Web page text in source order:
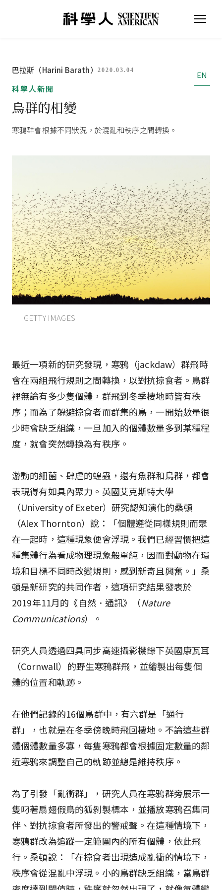
巴拉斯（Harini Barath） 2020.03.04
EN
科學人新聞
鳥群的相變
寒鴉群會根據不同狀況，於混亂和秩序之間轉換。
GETTY IMAGES
最近一項新的研究發現，寒鴉（jackdaw）群飛時
會在兩組飛行規則之間轉換，以對抗掠食者。鳥群
裡無論有多少隻個體，群飛到冬季棲地時皆有秩
序；而為了躲避掠食者而群集的鳥，一開始數量很
少時會缺乏組織，一旦加入的個體數量多到某種程
度，就會突然轉換為有秩序。
游動的細菌、肆虐的蝗蟲，還有魚群和鳥群，都會
表現得有如具內聚力。英國艾克斯特大學
（University of Exeter）研究認知演化的桑頓
（Alex Thornton）說：「個體遵從同樣規則而聚
在一起時，這種現象便會浮現。我們已經習慣把這
種集體行為看成物理現象般單純，因而對動物在環
境和目標不同時改變規則，感到新奇且興奮。」桑
頓是新研究的共同作者，這項研究結果發表於
2019年11月的《自然．通訊》（Nature
Communications）。
研究人員透過四具同步高速攝影機錄下英國康瓦耳
（Cornwall）的野生寒鴉群飛，並繪製出每隻個
體的位置和軌跡。
在他們記錄的16個鳥群中，有六群是「通行
群」，也就是在冬季傍晚時飛回棲地。不論這些群
體個體數量多寡，每隻寒鴉都會根據固定數量的鄰
近寒鴉來調整自己的軌跡並總是維持秩序。
為了引發「亂衝群」，研究人員在寒鴉群旁展示一
隻叼著扇翅假鳥的狐剝製標本，並播放寒鴉召集同
伴、對抗掠食者所發出的警戒聲。在這種情境下，
寒鴉群改為追蹤一定範圍內的所有個體，依此飛
行。桑頓說：「在掠食者出現造成亂衝的情境下，
秩序會從混亂中浮現。小的鳥群缺乏組織，當鳥群